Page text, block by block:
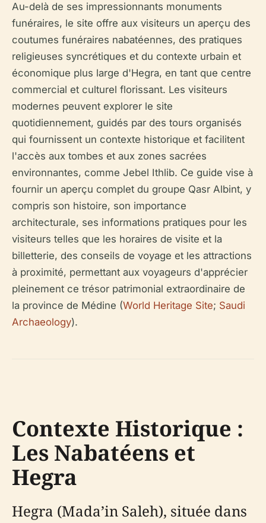
Au-delà de ses impressionnants monuments
funéraires, le site offre aux visiteurs un aperçu des
coutumes funéraires nabatéennes, des pratiques
religieuses syncrétiques et du contexte urbain et
économique plus large d'Hegra, en tant que centre
commercial et culturel florissant. Les visiteurs
modernes peuvent explorer le site
quotidiennement, guidés par des tours organisés
qui fournissent un contexte historique et facilitent
l'accès aux tombes et aux zones sacrées
environnantes, comme Jebel Ithlib. Ce guide vise à
fournir un aperçu complet du groupe Qasr Albint, y
compris son histoire, son importance
architecturale, ses informations pratiques pour les
visiteurs telles que les horaires de visite et la
billetterie, des conseils de voyage et les attractions
à proximité, permettant aux voyageurs d'apprécier
pleinement ce trésor patrimonial extraordinaire de
la province de Médine (World Heritage Site; Saudi
Archaeology).
Contexte Historique :
Les Nabatéens et
Hegra
Hegra (Mada’in Saleh), située dans